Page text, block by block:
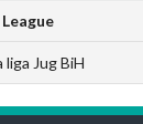
League
liga Jug BiH